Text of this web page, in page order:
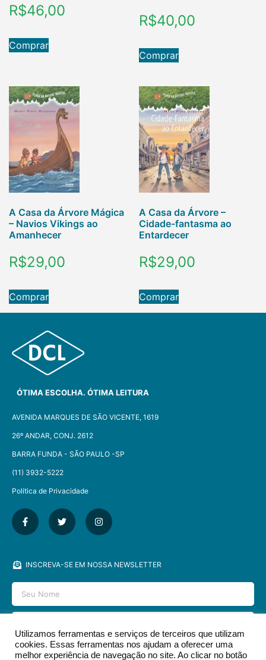
R$46,00
Comprar
R$40,00
Comprar
A Casa da Árvore Mágica
– Navios Vikings ao
Amanhecer
R$29,00
Comprar
A Casa da Árvore –
Cidade-fantasma ao
Entardecer
R$29,00
Comprar
ÓTIMA ESCOLHA. ÓTIMA LEITURA
AVENIDA MARQUES DE SÃO VICENTE, 1619
26º ANDAR, CONJ. 2612
BARRA FUNDA - SÃO PAULO -SP​
(11) 3932-5222
Política de Privacidade
INSCREVA-SE EM NOSSA NEWSLETTER
ENVIAR
Utilizamos ferramentas e serviços de terceiros que utilizam
cookies. Essas ferramentas nos ajudam a oferecer uma
melhor experiência de navegação no site. Ao clicar no botão